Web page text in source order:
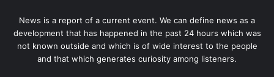
News is a report of a current event. We can define news as a
development that has happened in the past 24 hours which was
not known outside and which is of wide interest to the people
and that which generates curiosity among listeners.